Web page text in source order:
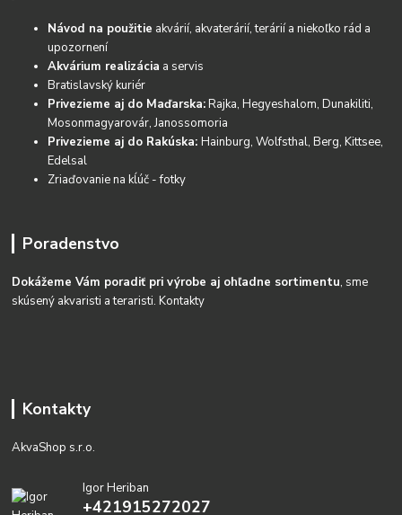
Návod na použitie akvárií, akvaterárií, terárií a niekoľko rád a
upozornení
Akvárium realizácia a servis
Bratislavský kuriér
Privezieme aj do Maďarska:Rajka, Hegyeshalom, Dunakiliti,
Mosonmagyarovár, Janossomoria
Privezieme aj do Rakúska:Hainburg, Wolfsthal, Berg, Kittsee,
Edelsal
Zriaďovanie na kĺúč - fotky
Poradenstvo
Dokážeme Vám poradiť pri výrobe aj ohľadne sortimentu, sme
skúsený akvaristi a teraristi.Kontakty
Kontakty
AkvaShop s.r.o.
Igor Heriban
+421915272027